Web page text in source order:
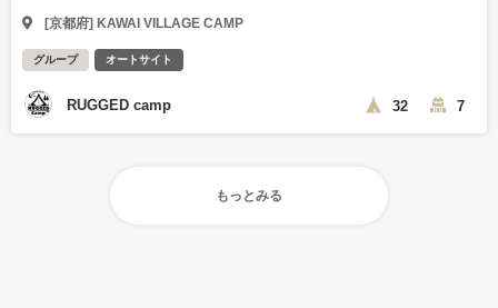
[京都府] KAWAI VILLAGE CAMP
グループ オートサイト
RUGGED camp 32 7
もっとみる